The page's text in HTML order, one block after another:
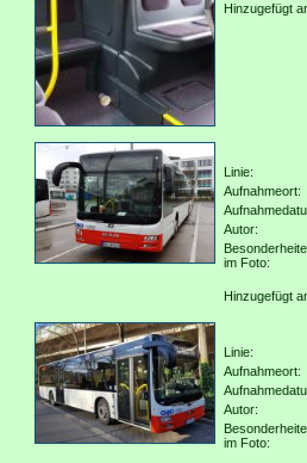
Hinzugefügt
Linie:
Aufnahmeort:
Autor:
im Foto:
Hinzugefügt
Linie:
Aufnahmeort:
Autor:
im Foto: